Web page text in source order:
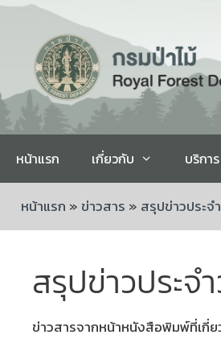
หน้าแรก เกี่ยวกับ บริการ
หน้าแรก » ข่าวสาร » สรุปข่าวประจ
สรุปข่าวประจ
ข่าวสารจากหน้าหนังสือพิมพ์ที่เกี่